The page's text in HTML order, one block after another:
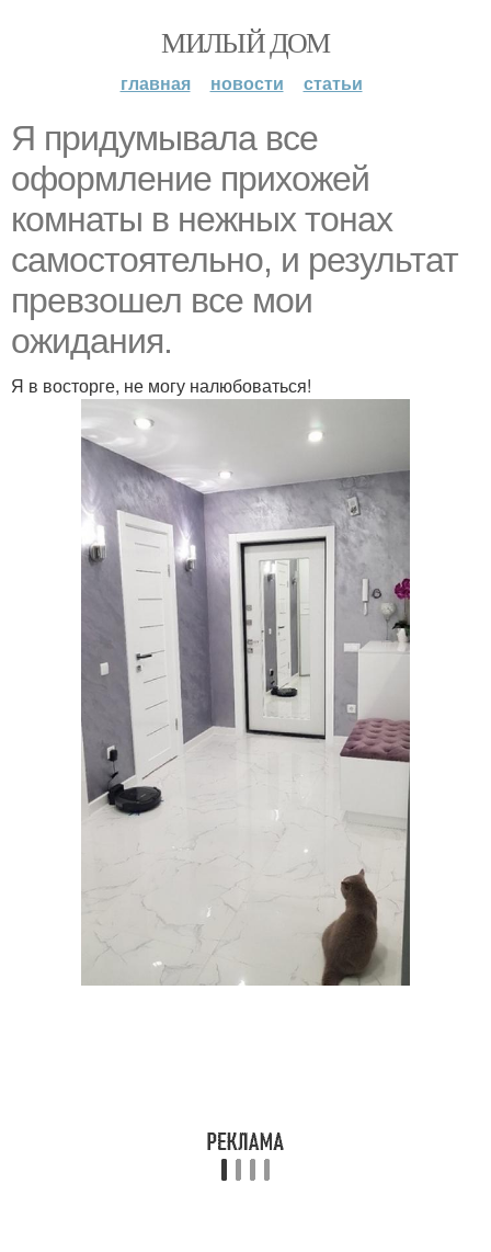
МИЛЫЙ ДОМ
главная новости статьи
Я придумывала все
оформление прихожей
комнаты в нежных тонах
самостоятельно, и результат
превзошел все мои
ожидания.
Я в восторге, не могу налюбоваться!